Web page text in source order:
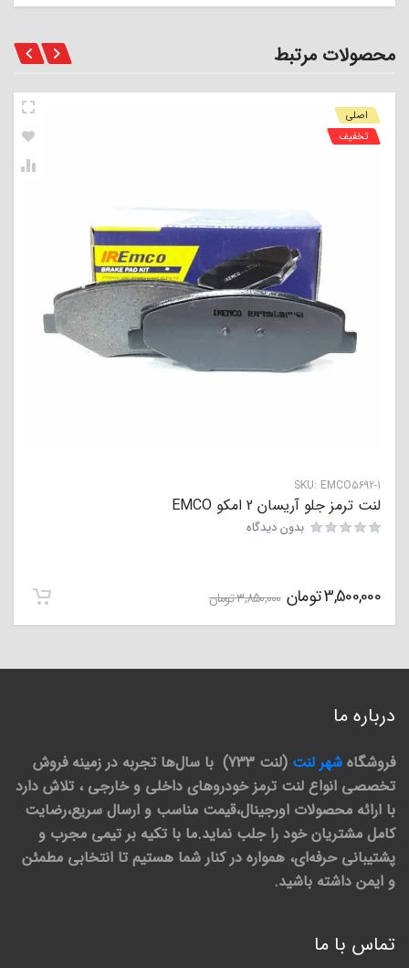
محصولات مرتبط
SKU: EMCO5692-1
اصلی
تخفیف
لنت ترمز جلو آریسان 2 امکو EMCO
بدون دیدگاه
3,500,000تومان 3,850,000تومان
درباره ما
فروشگاه شهر لنت
(لنت 733) با سال‌ها تجربه در زمینه فروش
تخصصی انواع لنت ترمز خودروهای داخلی و خارجی ، تلاش دارد
با ارائه محصولات اورجینال،قیمت مناسب و ارسال سریع،رضایت
کامل مشتریان خود را جلب نماید.ما با تکیه بر تیمی مجرب و
پشتیبانی حرفه‌ای، همواره در کنار شما هستیم تا انتخابی مطمئن
و ایمن داشته باشید.
تماس با ما